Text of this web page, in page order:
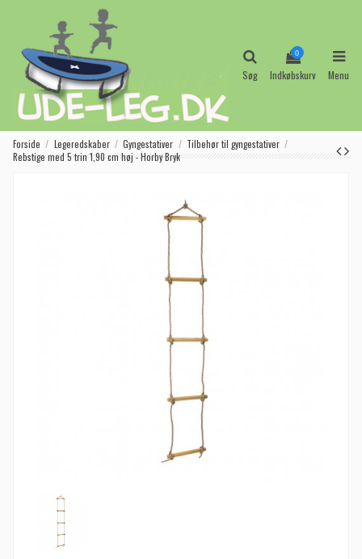
Søg
0
Indkøbskurv Menu
Forside Legeredskaber Gyngestativer
Tilbehør til gyngestativer
Rebstige med 5 trin 1,90 cm høj - Horby Bryk